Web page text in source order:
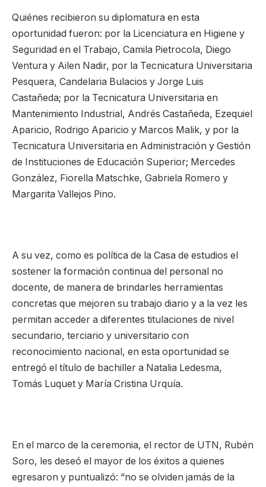
Quiénes recibieron su diplomatura en esta
oportunidad fueron: por la Licenciatura en Higiene y
Seguridad en el Trabajo, Camila Pietrocola, Diego
Ventura y Ailen Nadir, por la Tecnicatura Universitaria
Pesquera, Candelaria Bulacios y Jorge Luis
Castañeda; por la Tecnicatura Universitaria en
Mantenimiento Industrial, Andrés Castañeda, Ezequiel
Aparicio, Rodrigo Aparicio y Marcos Malik, y por la
Tecnicatura Universitaria en Administración y Gestión
de Instituciones de Educación Superior; Mercedes
González, Fiorella Matschke, Gabriela Romero y
Margarita Vallejos Pino.
A su vez, como es política de la Casa de estudios el
sostener la formación continua del personal no
docente, de manera de brindarles herramientas
concretas que mejoren su trabajo diario y a la vez les
permitan acceder a diferentes titulaciones de nivel
secundario, terciario y universitario con
reconocimiento nacional, en esta oportunidad se
entregó el título de bachiller a Natalia Ledesma,
Tomás Luquet y María Cristina Urquía.
En el marco de la ceremonia, el rector de UTN, Rubén
Soro, les deseó el mayor de los éxitos a quienes
egresaron y puntualizó: “no se olviden jamás de la